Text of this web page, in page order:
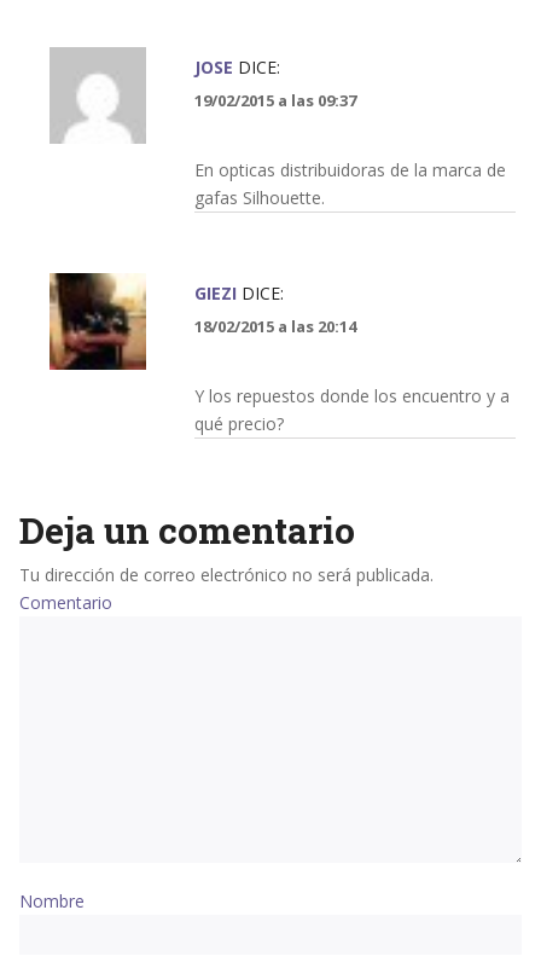
JOSE DICE:
19/02/2015 a las 09:37
En opticas distribuidoras de la marca de
gafas Silhouette.
GIEZI DICE:
18/02/2015 a las 20:14
Y los repuestos donde los encuentro y a
qué precio?
Deja un comentario
Tu dirección de correo electrónico no será publicada.
Comentario
Nombre